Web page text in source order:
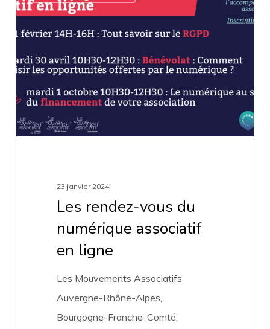
rendez-
numérique
en
ligne
23 janvier 2024
Les rendez-vous du
numérique associatif
en ligne
Les Mouvements Associatifs
Auvergne-Rhône-Alpes,
Bourgogne-Franche-Comté,